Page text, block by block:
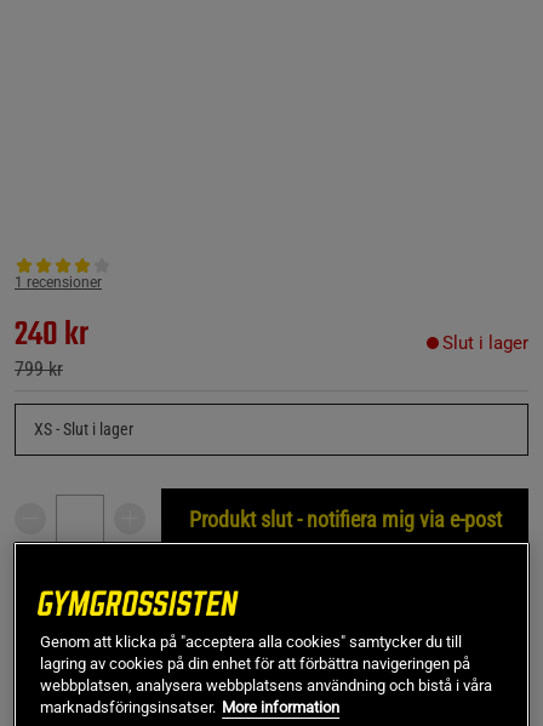
1 recensioner
240 kr
799 kr
Slut i lager
XS- Slut i lager
Produkt slut - notifiera mig via e-post
!
Denna produkt är tillfälligt slut i lager. Få en notifikation
när produkter åter finns i lager.
SKU #13518-345R | EAN7340145416735
Genom att klicka på "acceptera alla cookies" samtycker du till
lagring av cookies på din enhet för att förbättra navigeringen på
webbplatsen, analysera webbplatsens användning och bistå i våra
marknadsföringsinsatser. More information